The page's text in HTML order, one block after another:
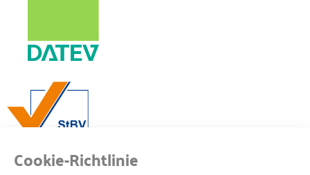
Cookie-Richtlinie